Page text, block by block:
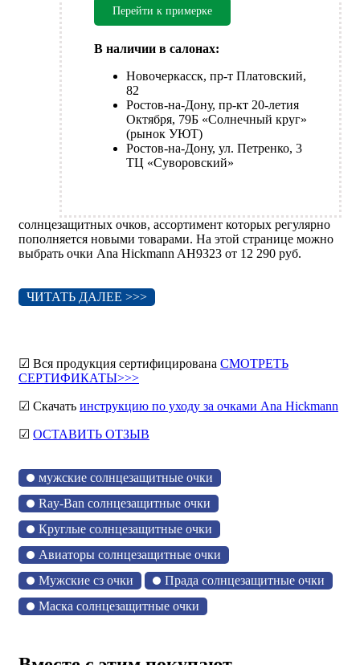
Перейти к примерке
В наличии в салонах:
Новочеркасск, пр-т Платовский,
82
Ростов-на-Дону, пр-кт 20-летия
Октября, 79Б «Солнечный круг»
(рынок УЮТ)
Ростов-на-Дону, ул. Петренко, 3
ТЦ «Суворовский»
солнцезащитных очков, ассортимент которых регулярно
пополняется новыми товарами. На этой странице можно
выбрать очки Ana Hickmann AH9323 от 12 290 руб.
ЧИТАТЬ ДАЛЕЕ >>>
☑ Вся продукция сертифицирована СМОТРЕТЬ
СЕРТИФИКАТЫ>>>
☑ Скачать инструкцию по уходу за очками Ana Hickmann
☑ ОСТАВИТЬ ОТЗЫВ
мужские солнцезащитные очки
Ray-Ban солнцезащитные очки
Круглые солнцезащитные очки
Авиаторы солнцезащитные очки
Мужские сз очки
Прада солнцезащитные очки
Маска солнцезащитные очки